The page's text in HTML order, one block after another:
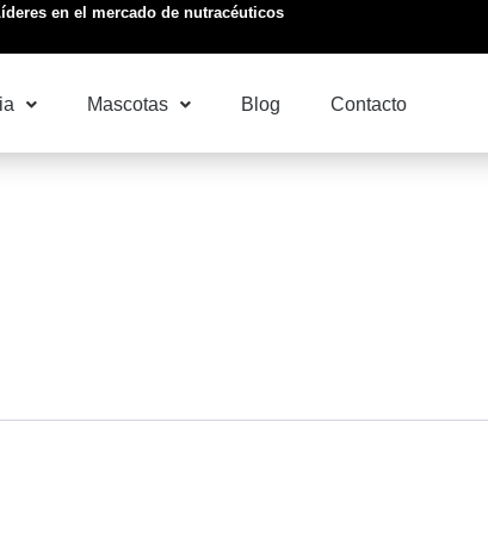
en el mercado de nutracéuticos
Mascotas Blog Contacto